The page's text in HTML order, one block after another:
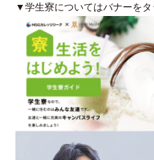
▼学生寮についてはバナーをタ